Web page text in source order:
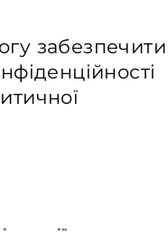
забезпечити